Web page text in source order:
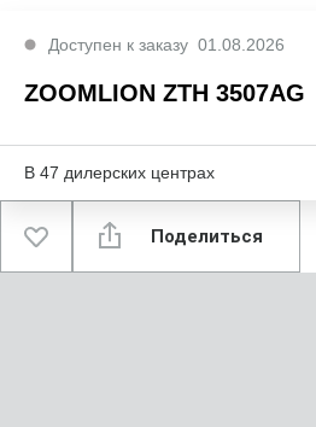
Доступен к заказу 01.08.2026
ZOOMLION ZTH 3507AG
В 47 дилерских центрах
Поделиться